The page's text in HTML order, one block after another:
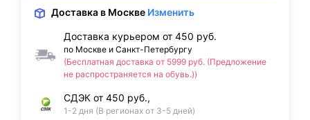
Доставка в Москве Изменить
Доставка курьером от 450 руб.
по Москве и Санкт-Петербургу
(Бесплатная доставка от 5999 руб. (Предложение
не распространяется на обувь.))
СДЭК от 450 руб.,
1-2 дня (В регионах от 3-5 дней)